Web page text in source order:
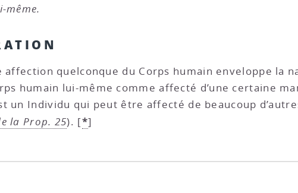
même.
affection quelconque du Corps humain enveloppe la
humain lui-même comme affecté d’une certaine
un Individu qui peut être affecté de beaucoup
la Prop. 25). [*]